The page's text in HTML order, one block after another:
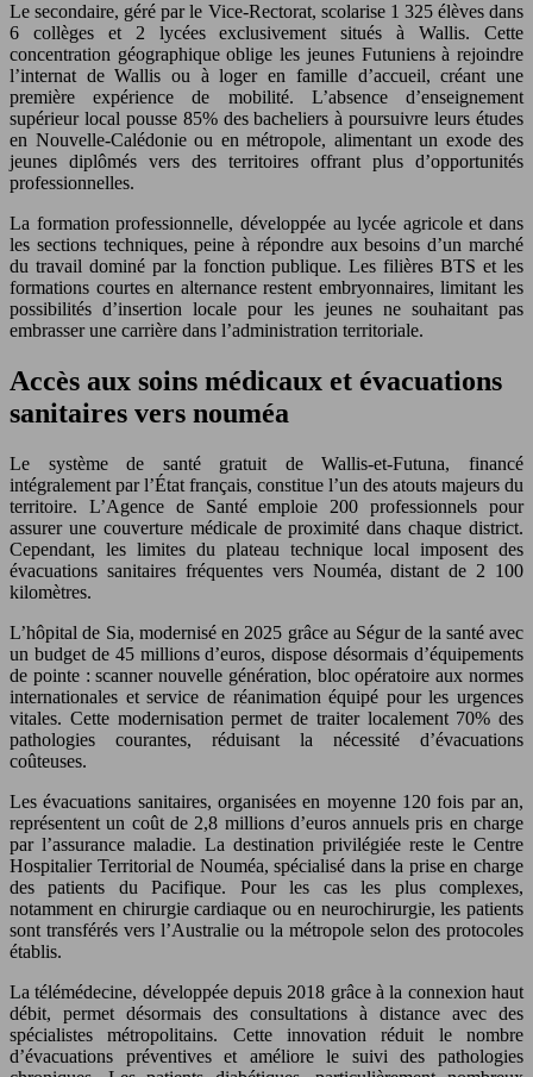
Le secondaire, géré par le Vice-Rectorat, scolarise 1 325 élèves dans
6 collèges et 2 lycées exclusivement situés à Wallis. Cette
concentration géographique oblige les jeunes Futuniens à rejoindre
l’internat de Wallis ou à loger en famille d’accueil, créant une
première expérience de mobilité. L’absence d’enseignement
supérieur local pousse 85% des bacheliers à poursuivre leurs études
en Nouvelle-Calédonie ou en métropole, alimentant un exode des
jeunes diplômés vers des territoires offrant plus d’opportunités
professionnelles.
La formation professionnelle, développée au lycée agricole et dans
les sections techniques, peine à répondre aux besoins d’un marché
du travail dominé par la fonction publique. Les filières BTS et les
formations courtes en alternance restent embryonnaires, limitant les
possibilités d’insertion locale pour les jeunes ne souhaitant pas
embrasser une carrière dans l’administration territoriale.
Accès aux soins médicaux et évacuations
sanitaires vers nouméa
Le système de santé gratuit de Wallis-et-Futuna, financé
intégralement par l’État français, constitue l’un des atouts majeurs du
territoire. L’Agence de Santé emploie 200 professionnels pour
assurer une couverture médicale de proximité dans chaque district.
Cependant, les limites du plateau technique local imposent des
évacuations sanitaires fréquentes vers Nouméa, distant de 2 100
kilomètres.
L’hôpital de Sia, modernisé en 2025 grâce au Ségur de la santé avec
un budget de 45 millions d’euros, dispose désormais d’équipements
de pointe : scanner nouvelle génération, bloc opératoire aux normes
internationales et service de réanimation équipé pour les urgences
vitales. Cette modernisation permet de traiter localement 70% des
pathologies courantes, réduisant la nécessité d’évacuations
coûteuses.
Les évacuations sanitaires, organisées en moyenne 120 fois par an,
représentent un coût de 2,8 millions d’euros annuels pris en charge
par l’assurance maladie. La destination privilégiée reste le Centre
Hospitalier Territorial de Nouméa, spécialisé dans la prise en charge
des patients du Pacifique. Pour les cas les plus complexes,
notamment en chirurgie cardiaque ou en neurochirurgie, les patients
sont transférés vers l’Australie ou la métropole selon des protocoles
établis.
La télémédecine, développée depuis 2018 grâce à la connexion haut
débit, permet désormais des consultations à distance avec des
spécialistes métropolitains. Cette innovation réduit le nombre
d’évacuations préventives et améliore le suivi des pathologies